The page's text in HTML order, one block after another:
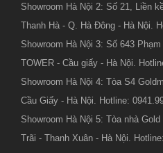
Showroom Hà Nội 2: Số 21, Liền
Thanh Hà - Q. Hà Đông - Hà Nội.
Showroom Hà Nội 3: Số 643
TOWER - Cầu giấy - Hà Nội.
Showroom Hà Nội 4: Tòa S4
Cầu Giấy - Hà Nội. Hotline:
Showroom Hà Nội 5: Tòa nhà
Trãi - Thanh Xuân - Hà Nội.